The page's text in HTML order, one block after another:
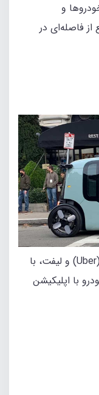
خودروها و
از فاصله‌ای در
زوکس مصمم است سرویسی مانند اوبر (Uber) و لیفت، با
با اپلیکیشن